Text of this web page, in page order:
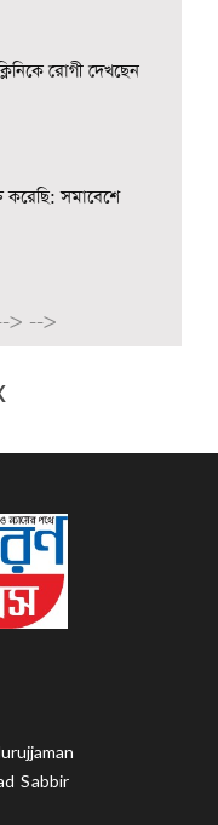
রোগী দেখছেন
করেছি: সমাবেশে
> -->
Sabbir